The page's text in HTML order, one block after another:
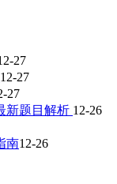
27
12-27
27
新题目解析 12-26
南12-26